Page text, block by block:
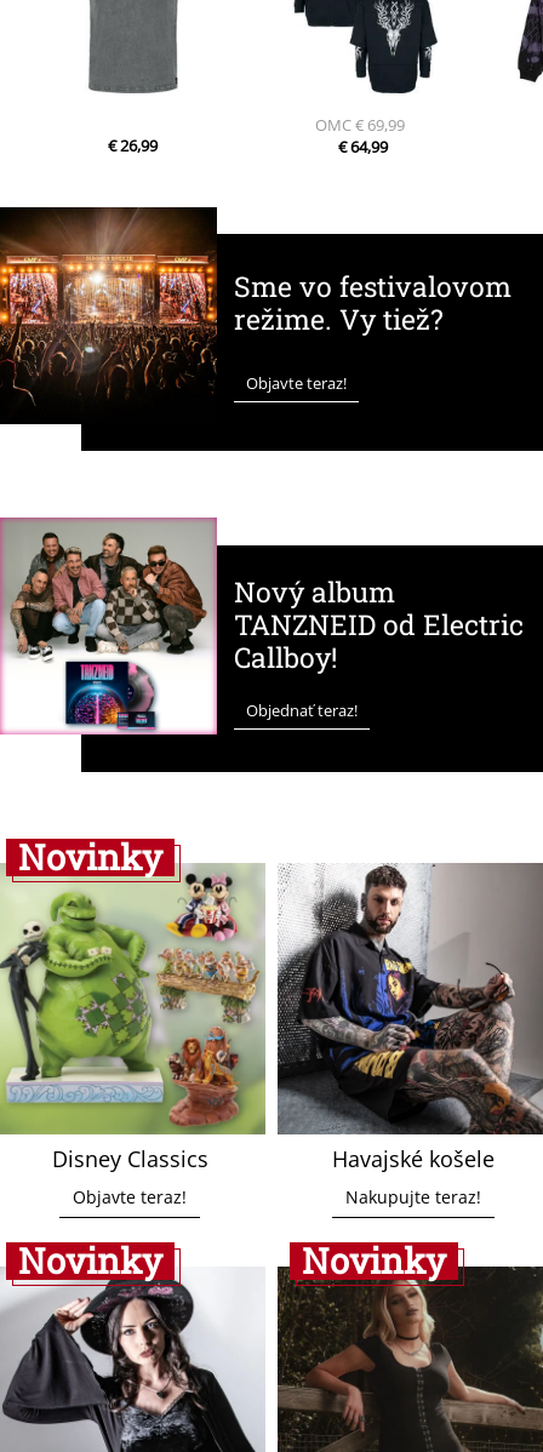
€ 26,99
OMC€ 69,99
€ 64,99
Sme vo festivalovom
režime. Vy tiež?
Objavte teraz!
Nový album
TANZNEID od Electric
Callboy!
Objednať teraz!
Novinky
Disney Classics
Objavte teraz!
Havajské košele
Nakupujte teraz!
Novinky Novinky